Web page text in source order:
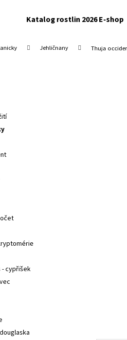
Katalog rostlin 2026 E-shop
Jehličnany Thuja
- cypřišek